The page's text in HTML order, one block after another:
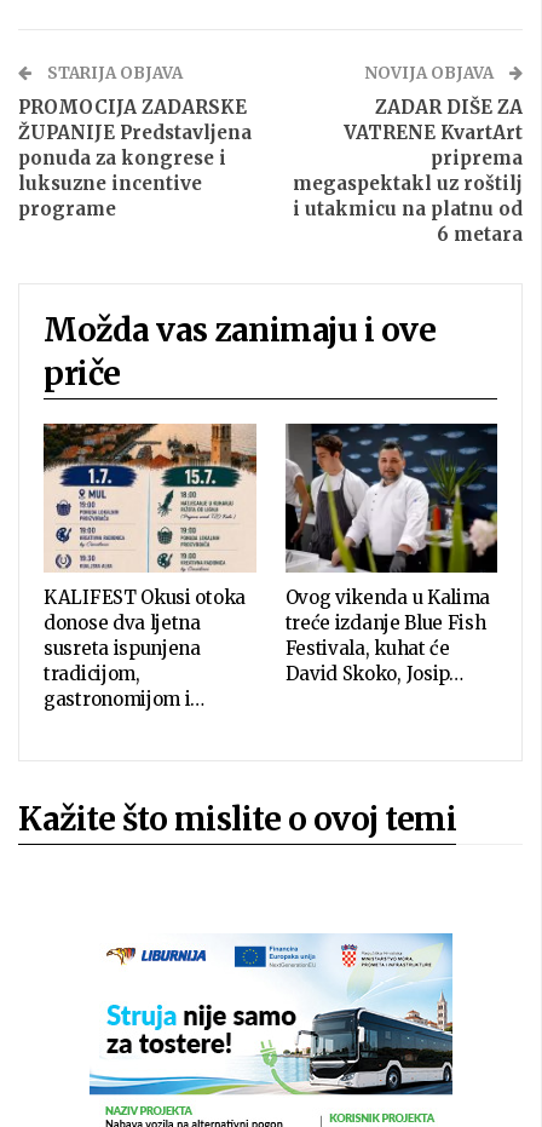
STARIJA OBJAVA
PROMOCIJA ZADARSKE
ŽUPANIJE Predstavljena
ponuda za kongrese i
luksuzne incentive
programe
NOVIJA OBJAVA
ZADAR DIŠE ZA
VATRENE KvartArt
priprema
megaspektakl uz roštilj
i utakmicu na platnu od
6 metara
Možda vas zanimaju i ove
priče
KALIFEST Okusi otoka
donose dva ljetna
susreta ispunjena
tradicijom,
gastronomijom i…
Ovog vikenda u Kalima
treće izdanje Blue Fish
Festivala, kuhat će
David Skoko, Josip…
Kažite što mislite o ovoj temi